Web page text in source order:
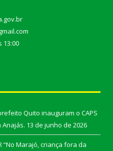
13:00
Quito inauguram o CAPS
13 de junho de 2026
“No Marajó, criança fora da